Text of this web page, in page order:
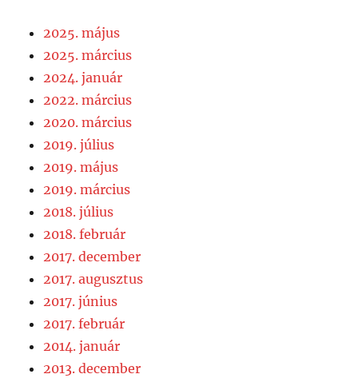
2025. május
2025. március
2024. január
2022. március
2020. március
2019. július
2019. május
2019. március
2018. július
2018. február
2017. december
2017. augusztus
2017. június
2017. február
2014. január
2013. december